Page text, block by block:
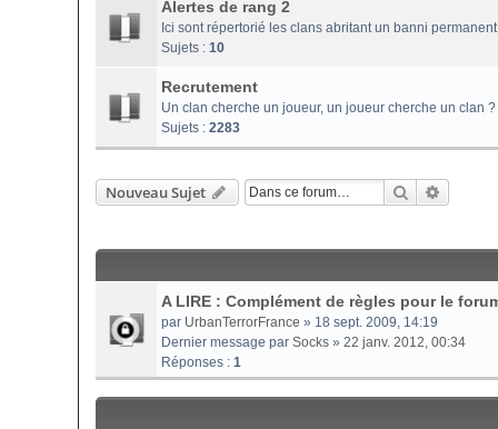
Alertes de rang 2
Ici sont répertorié les clans abritant un banni
Sujets : 10
Recrutement
Un clan cherche un joueur, un joueur cherche un clan
Sujets : 2283
Nouveau Sujet Rechercher
A LIRE : Complément de règles pour le
par UrbanTerrorFrance » 18 sept. 2009, 14:19
Dernier message par Socks » 22 janv. 2012, 00:34
Réponses : 1